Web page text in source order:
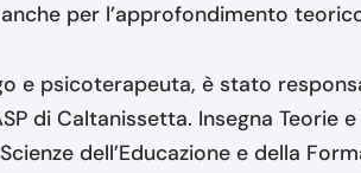
per l’approfondimento
e psicoterapeuta, è stato
di Caltanissetta. Insegna Teorie
dell’Educazione e della